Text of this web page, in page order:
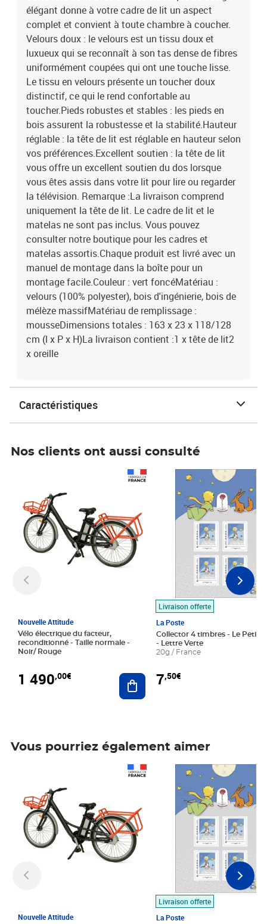
montage dans la boîte pour un montage facile.Couleur : vert
foncéMatériau : velours (100% polyester), bois d'ingénierie, bois de
mélèze massifMatériau de remplissage : mousseDimensions
totales : 163 x 23 x 118/128 cm (l x P x H)La livraison contient :1 x
tête de lit2 x oreille
élégant donne à votre cadre de lit un aspect
complet et convient à toute chambre à coucher.
Velours doux : le velours est un tissu doux et
luxueux qui se reconnaît à son tas dense de fibres
uniformément coupées qui ont une touche lisse.
Le tissu en velours présente un toucher doux
distinctif, ce qui le rend confortable au
toucher.Pieds robustes et stables : les pieds en
bois assurent la robustesse et la stabilité.Hauteur
réglable : la tête de lit est réglable en hauteur selon
vos préférences.Excellent soutien : la tête de lit
vous offre un excellent soutien du dos lorsque
vous êtes assis dans votre lit pour lire ou regarder
la télévision. Remarque :La livraison comprend
uniquement la tête de lit. Le cadre de lit et le
matelas ne sont pas inclus. Vous pouvez
consulter notre boutique pour les cadres et
matelas assortis.Chaque produit est livré avec un
manuel de montage dans la boîte pour un
montage facile.Couleur : vert foncéMatériau :
velours (100% polyester), bois d'ingénierie, bois de
mélèze massifMatériau de remplissage :
mousseDimensions totales : 163 x 23 x 118/128
cm (l x P x H)La livraison contient :1 x tête de lit2
x oreille
Caractéristiques
Nos clients ont aussi consulté
Nouvelle Attitude
Vélo électrique du facteur,
reconditionné - Taille normale -
Noir/ Rouge
1 490,00€ Ajouter au panier
Livraison offerte
La Poste
Collector 4 timbres - Le Petit
- Lettre Verte
20g / France
7,50€
Prix 7,50€
Vous pourriez également aimer
Nouvelle Attitude
Livraison offerte
La Poste
Prix 7,50€